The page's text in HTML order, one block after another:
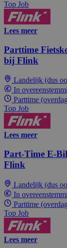
Top Job
Lees meer
Parttime
bij Flink
Landelijk (dus
In
Parttime
Top Job
Lees meer
Part-Time E-
Flink
Landelijk (dus
In
Parttime
Top Job
Lees meer